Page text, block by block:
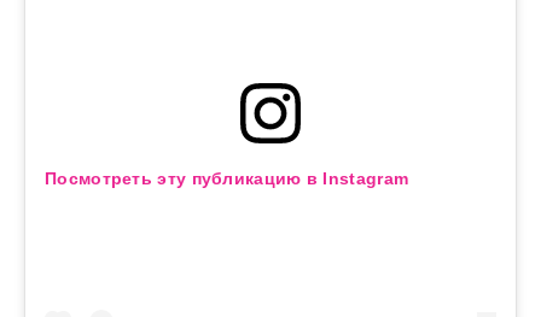
Посмотреть эту публикацию в Instagram